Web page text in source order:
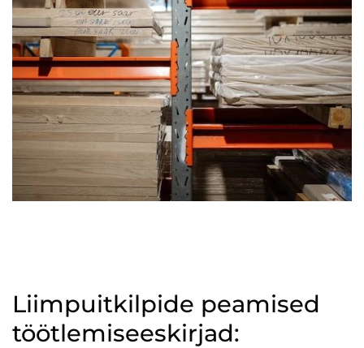
Liimpuitkilpide peamised
töötlemiseeskirjad: